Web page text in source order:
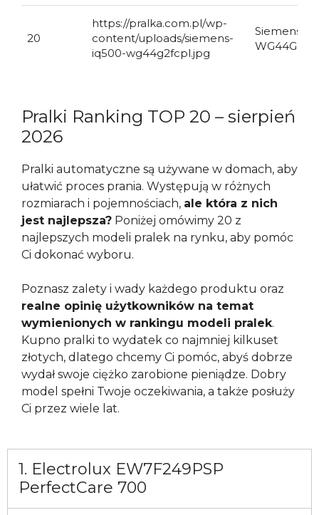
20
https://pralka.com.pl/wp-
content/uploads/siemens-
iq500-wg44g2fcpl.jpg
Siemens
Pralki Ranking TOP 20 – sierpień
2026
Pralki automatyczne są używane w domach, aby
ułatwić proces prania. Występują w różnych
rozmiarach i pojemnościach, ale która z nich
jest najlepsza? Poniżej omówimy 20 z
najlepszych modeli pralek na rynku, aby pomóc
Ci dokonać wyboru.
Poznasz zalety i wady każdego produktu oraz
realne opinię użytkowników na temat
wymienionych w rankingu modeli pralek.
Kupno pralki to wydatek co najmniej kilkuset
złotych, dlatego chcemy Ci pomóc, abyś dobrze
wydał swoje ciężko zarobione pieniądze. Dobry
model spełni Twoje oczekiwania, a także posłuży
Ci przez wiele lat.
1. Electrolux EW7F249PSP
PerfectCare 700